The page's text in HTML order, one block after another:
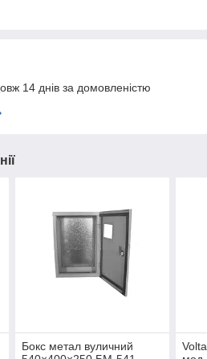
14 днів за домовленістю
Бокс метал вуличний